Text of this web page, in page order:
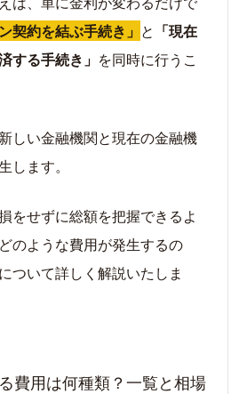
契約を結ぶ手続き」 と 「現在
する手続き」 を同時に行うこ
しい金融機関と現在の金融機
します。
をせずに総額を把握できるよ
のような費用が発生するの
ついて詳しく解説いたしま
費用は何種類？一覧と相場